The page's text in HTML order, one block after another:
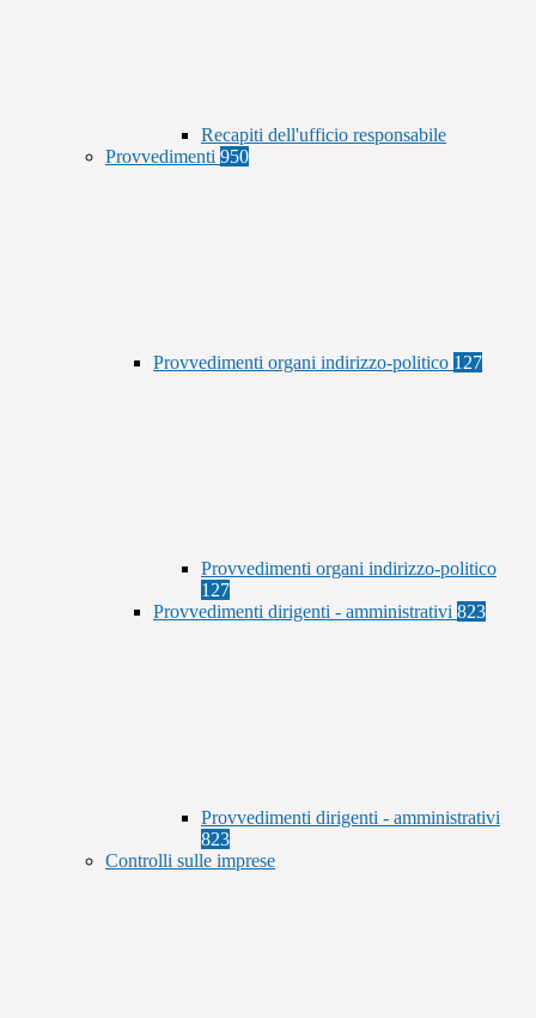
Recapiti dell'ufficio responsabile
Provvedimenti 950
Provvedimenti organi indirizzo-politico 127
Provvedimenti organi indirizzo-politico
127
Provvedimenti dirigenti - amministrativi 823
Provvedimenti dirigenti - amministrativi
823
Controlli sulle imprese